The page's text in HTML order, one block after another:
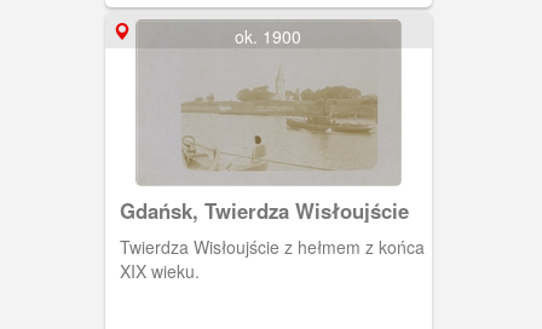
ok. 1900
Gdańsk, Twierdza Wisłoujście
Twierdza Wisłoujście z hełmem z końca
XIX wieku.